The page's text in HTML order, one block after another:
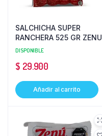
SALCHICHA SUPER
RANCHERA 525 GR ZENU
DISPONIBLE
$ 29.900
Añadir al carrito